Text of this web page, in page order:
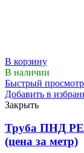
В корзину
В наличии
Быстрый просмотр
Добавить в
Закрыть
Труба ПНД
(цена за метр)